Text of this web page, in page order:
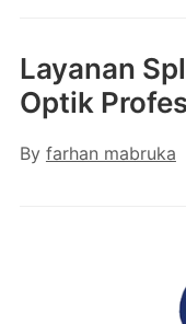
Layanan
Optik
By farhan mabruka